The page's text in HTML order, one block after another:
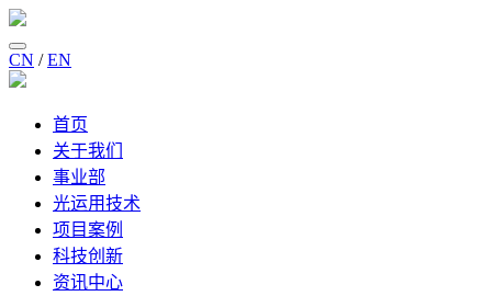
CN / EN
首页
关于我们
事业部
光运用技术
项目案例
科技创新
资讯中心